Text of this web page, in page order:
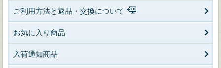
ご利用方法と返品・交換について
お気に入り商品
入荷通知商品